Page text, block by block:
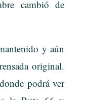
cambió de
y aún
original.
podrá ver